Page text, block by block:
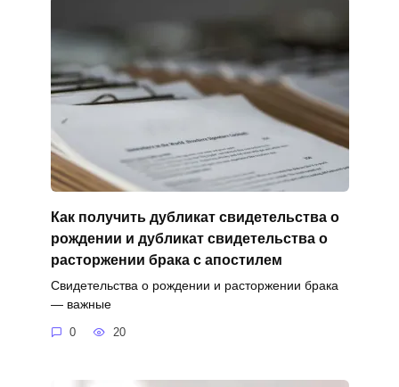
Как получить дубликат свидетельства о
рождении и дубликат свидетельства о
расторжении брака с апостилем
Свидетельства о рождении и расторжении брака
— важные
0 20